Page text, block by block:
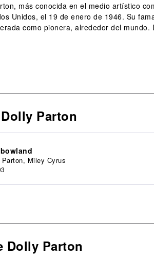
más conocida en el medio artístico
Unidos, el 19 de enero de 1946. Su
como pionera, alrededor del mundo.
Parton
Parton, Miley Cyrus
Dolly Parton